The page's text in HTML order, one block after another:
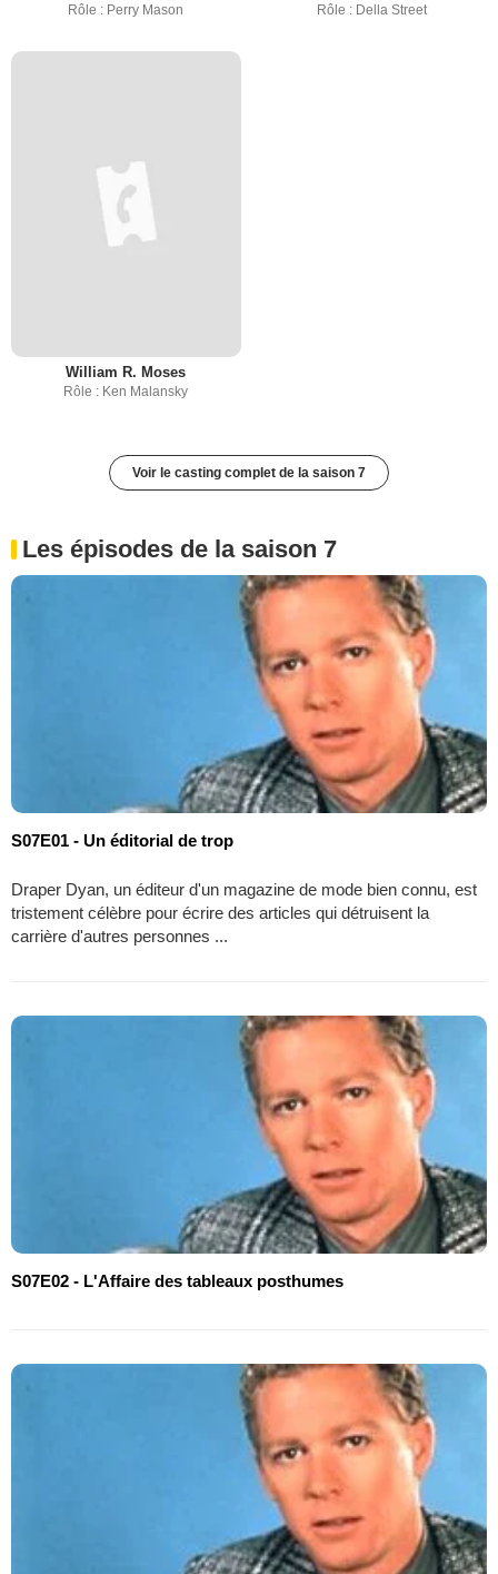
Rôle : Perry Mason Rôle : Della Street
William R. Moses
Rôle : Ken Malansky
Voir le casting complet de la saison 7
Les épisodes de la saison 7
S07E01 - Un éditorial de trop
Draper Dyan, un éditeur d'un magazine de mode bien connu, est
tristement célèbre pour écrire des articles qui détruisent la
carrière d'autres personnes ...
S07E02 - L'Affaire des tableaux posthumes